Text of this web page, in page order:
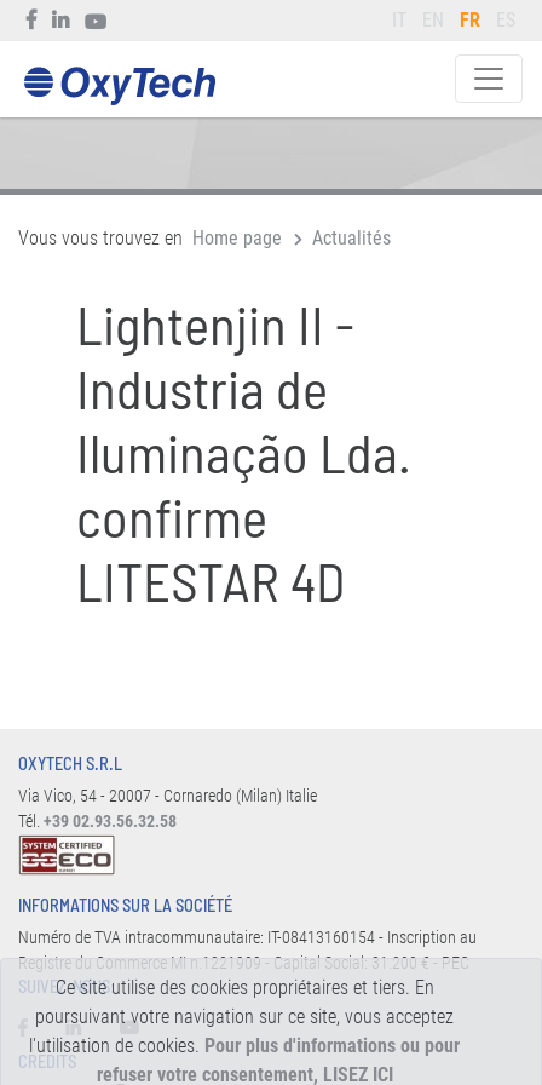
IT EN FR ES
Vous vous trouvez en Home page Actualités
Lightenjin II -
Industria de
Iluminação Lda.
confirme
LITESTAR 4D
OXYTECH S.R.L
Via Vico, 54 - 20007 - Cornaredo (Milan) Italie
Tél. +39 02.93.56.32.58
INFORMATIONS SUR LA SOCIÉTÉ
Numéro de TVA intracommunautaire: IT-08413160154 - Inscription au
Registre du Commerce MI n.1221909 - Capital Social: 31.200 € - PEC
SUIVEZ-NOUS:
CREDITS
Ce site utilise des cookies propriétaires et tiers. En
poursuivant votre navigation sur ce site, vous acceptez
l'utilisation de cookies. Pour plus d'informations ou pour
refuser votre consentement, LISEZ ICI